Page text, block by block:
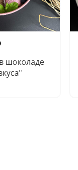
шоколаде